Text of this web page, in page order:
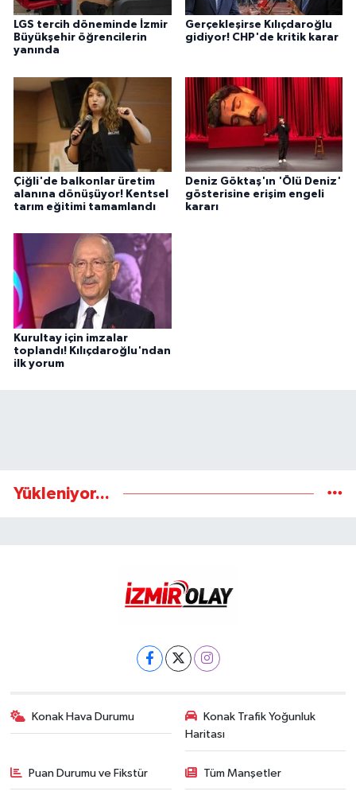
LGS tercih döneminde İzmir
Büyükşehir öğrencilerin
yanında
Gerçekleşirse Kılıçdaroğlu
gidiyor! CHP'de kritik karar
Çiğli'de balkonlar üretim
alanına dönüşüyor! Kentsel
tarım eğitimi tamamlandı
Deniz Göktaş'ın 'Ölü Deniz'
gösterisine erişim engeli
kararı
Kurultay için imzalar
toplandı! Kılıçdaroğlu'ndan
ilk yorum
Yükleniyor...
Konak Hava Durumu
Konak Trafik Yoğunluk
Haritası
Puan Durumu ve Fikstür Tüm Manşetler